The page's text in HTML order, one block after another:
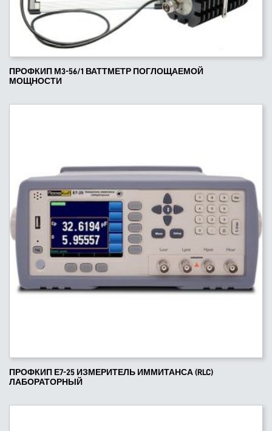
ПРОФКИП М3-56/1 ВАТТМЕТР ПОГЛОЩАЕМОЙ
МОЩНОСТИ
ПРОФКИП Е7-25 ИЗМЕРИТЕЛЬ ИММИТАНСА (RLC)
ЛАБОРАТОРНЫЙ